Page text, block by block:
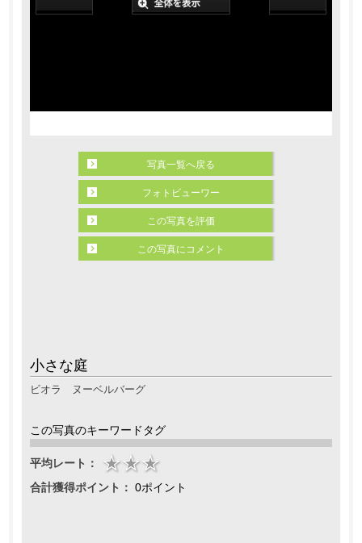
小さな庭
ビオラ ヌーベルバーグ
この写真のキーワードタグ
平均レート：
合計獲得ポイント： 0ポイント
写真一覧へ戻る
フォトビューワー
この写真を評価
この写真にコメント